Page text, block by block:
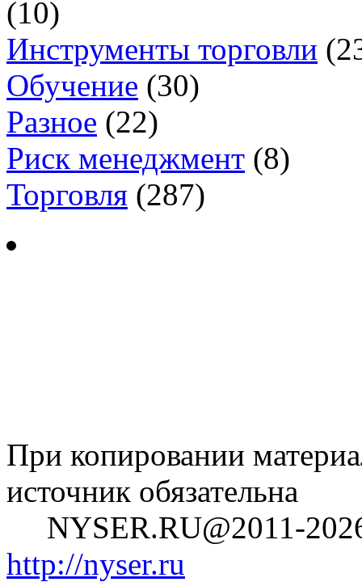
(10)
Инструменты торговли
Обучение (30)
Разное (22)
Риск менеджмент (8)
Торговля (287)
При копировании
источник обязательна
NYSER.RU@2011-
http://nyser.ru